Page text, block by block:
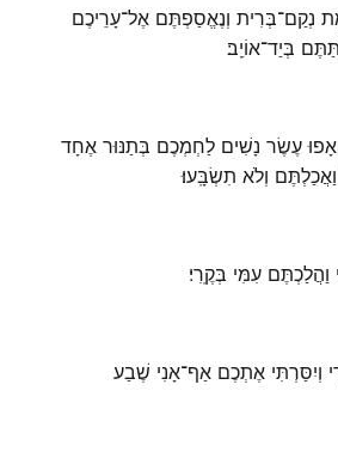
נְקַם־בְּרִית וְנֶאֱסַפְתֶּם אֶל־עָרֵיכֶם
בְּיַד־אוֹיֵֽב׃
עֶשֶׂר נָשִׁים לַחְמְכֶם בְּתַנּוּר אֶחָד
וְלֹא תִשְׂבָּֽעוּ׃
עִמִּי בְּקֶֽרִי׃
וְיִסַּרְתִּי אֶתְכֶם אַף־אָנִי שֶׁבַע